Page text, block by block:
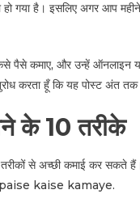
हो गया है। इसलिए अगर आप
पैसे कमाए, और उन्हें
करता हूँ कि यह पोस्ट अंत
के 10 तरीके
से अच्छी कमाई कर
paise kaise kamaye.